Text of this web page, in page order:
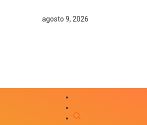
agosto 9, 2026